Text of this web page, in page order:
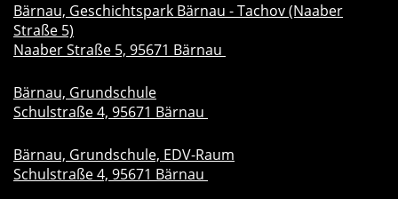
Bärnau, Geschichtspark Bärnau - Tachov (Naaber
Straße 5)
Naaber Straße 5, 95671 Bärnau
Bärnau, Grundschule
Schulstraße 4, 95671 Bärnau
Bärnau, Grundschule, EDV-Raum
Schulstraße 4, 95671 Bärnau